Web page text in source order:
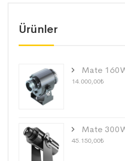
Ürünler
Mate
14.000,00₺
Mate
45.150,00₺